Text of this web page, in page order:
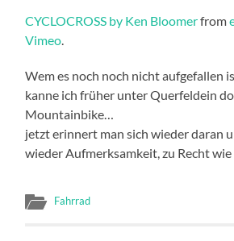
CYCLOCROSS by Ken Bloomerfrom
Vimeo
Wem es noch noch nicht aufgefallen
kanne ich früher unter Querfeldein
Mountainbike…
jetzt erinnert man sich wieder daran
wieder Aufmerksamkeit, zu Recht
Fahrrad